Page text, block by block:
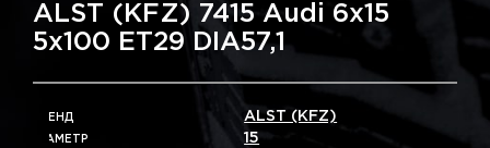
ALST (KFZ) 7415 Audi 6x15
5x100 ET29 DIA57,1
БРЕНД ALST (KFZ)
ДІАМЕТР 15